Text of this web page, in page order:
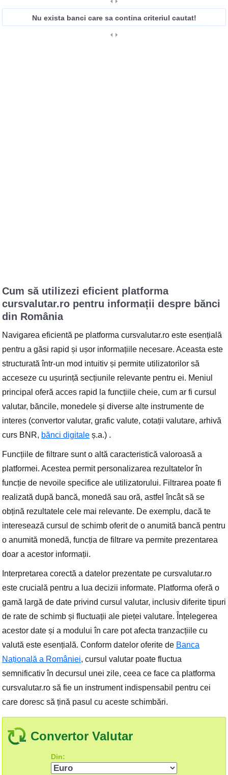
Nu exista banci care sa contina criteriul cautat!
Cum să utilizezi eficient platforma
cursvalutar.ro pentru informații despre bănci
din România
Navigarea eficientă pe platforma cursvalutar.ro este esențială
pentru a găsi rapid și ușor informațiile necesare. Aceasta este
structurată într-un mod intuitiv și permite utilizatorilor să
acceseze cu ușurință secțiunile relevante pentru ei. Meniul
principal oferă acces rapid la funcțiile cheie, cum ar fi cursul
valutar, băncile, monedele și diverse alte instrumente de
interes (convertor valutar, grafic valute, cotații valutare, arhivă
curs BNR, bănci digitale ș.a.) .
Funcțiile de filtrare sunt o altă caracteristică valoroasă a
platformei. Acestea permit personalizarea rezultatelor în
funcție de nevoile specifice ale utilizatorului. Filtrarea poate fi
realizată după bancă, monedă sau oră, astfel încât să se
obțină rezultatele cele mai relevante. De exemplu, dacă te
interesează cursul de schimb oferit de o anumită bancă pentru
o anumită monedă, funcția de filtrare va permite prezentarea
doar a acestor informații.
Interpretarea corectă a datelor prezentate pe cursvalutar.ro
este crucială pentru a lua decizii informate. Platforma oferă o
gamă largă de date privind cursul valutar, inclusiv diferite tipuri
de rate de schimb și fluctuații ale pieței valutare. Înțelegerea
acestor date și a modului în care pot afecta tranzacțiile cu
valută este esențială. Conform datelor oferite de Banca
Națională a României, cursul valutar poate fluctua
semnificativ în decursul unei zile, ceea ce face ca platforma
cursvalutar.ro să fie un instrument indispensabil pentru cei
care doresc să țină pasul cu aceste schimbări.
Convertor Valutar
Din: